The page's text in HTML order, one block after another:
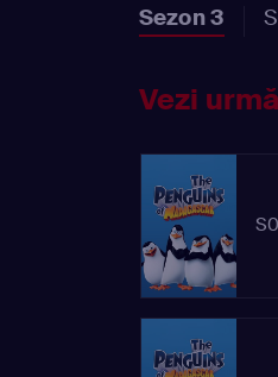
Sezon 3
Vezi